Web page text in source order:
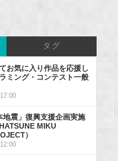
タグ
お気に入り作品を応援し
ミング・コンテスト一般
地震」復興支援企画実施
MIKU
）